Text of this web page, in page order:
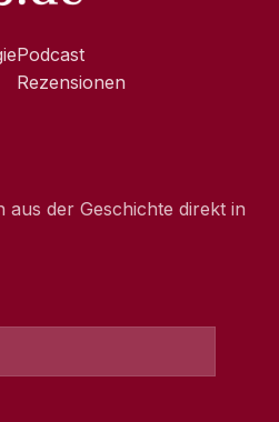
Podcast
Rezensionen
aus der Geschichte direkt in